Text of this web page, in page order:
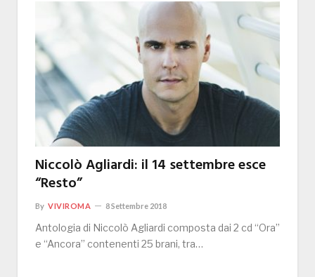
Niccolò Agliardi: il 14 settembre esce
“Resto”
By VIVIROMA 8 Settembre 2018
Antologia di Niccolò Agliardi composta dai 2 cd “Ora”
e “Ancora” contenenti 25 brani, tra…